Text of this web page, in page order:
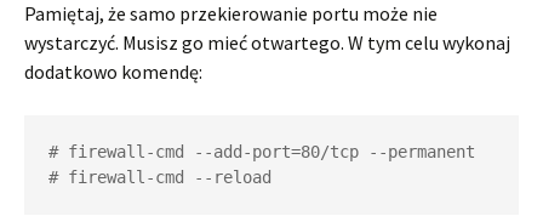
Pamiętaj, że samo przekierowanie portu może nie
wystarczyć. Musisz go mieć otwartego. W tym celu wykonaj
dodatkowo komendę:
# firewall-cmd --add-port=80/tcp --permanent
# firewall-cmd --reload